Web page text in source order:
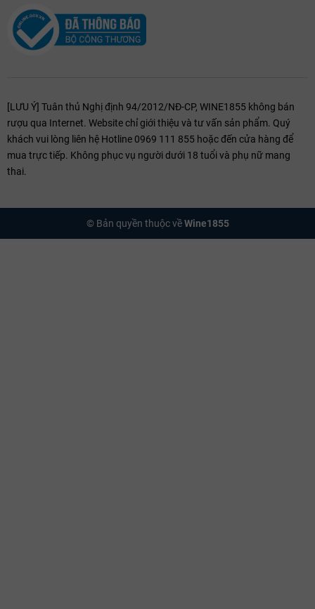
[LƯU Ý] Tuân thủ Nghị định 94/2012/NĐ-CP, WINE1855 không bán
rượu qua Internet. Website chỉ giới thiệu và tư vấn sản phẩm. Quý
khách vui lòng liên hệ Hotline 0969 111 855 hoặc đến cửa hàng để
mua trực tiếp. Không phục vụ người dưới 18 tuổi và phụ nữ mang
thai.
© Bản quyền thuộc vềWine1855